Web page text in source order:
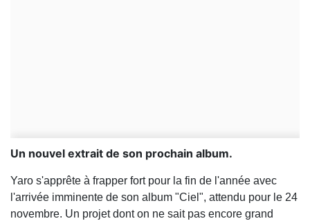
Un nouvel extrait de son prochain album.
Yaro s'apprête à frapper fort pour la fin de l'année avec
l'arrivée imminente de son album "Ciel", attendu pour le 24
novembre. Un projet dont on ne sait pas encore grand